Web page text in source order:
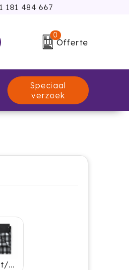
181 484 667
0
Offerte
Speciaal
verzoek
Zwart/blauw